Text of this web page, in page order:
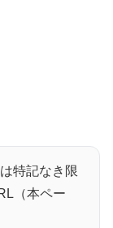
特記なき限
（本ペー